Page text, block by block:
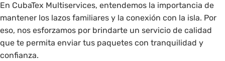
En CubaTex Multiservices, entendemos la importancia de
mantener los lazos familiares y la conexión con la isla. Por
eso, nos esforzamos por brindarte un servicio de calidad
que te permita enviar tus paquetes con tranquilidad y
confianza.